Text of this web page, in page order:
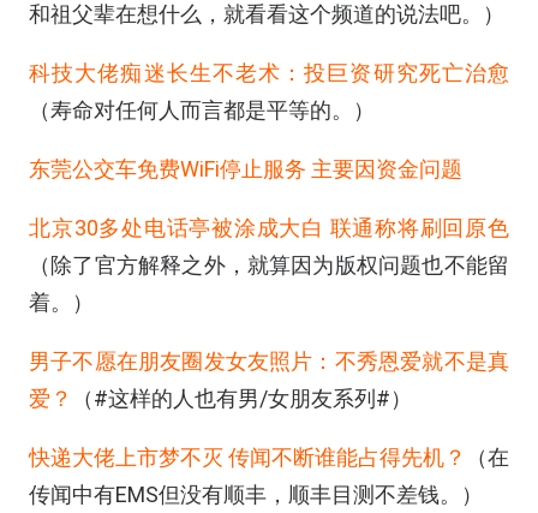
和祖父辈在想什么，就看看这个频道的说法吧。）
科技大佬痴迷长生不老术：投巨资研究死亡治愈
（寿命对任何人而言都是平等的。）
东莞公交车免费WiFi停止服务 主要因资金问题
北京30多处电话亭被涂成大白 联通称将刷回原色
（除了官方解释之外，就算因为版权问题也不能留
着。）
男子不愿在朋友圈发女友照片：不秀恩爱就不是真
爱？
（#这样的人也有男/女朋友系列#）
快递大佬上市梦不灭 传闻不断谁能占得先机？
（在
传闻中有EMS但没有顺丰，顺丰目测不差钱。）